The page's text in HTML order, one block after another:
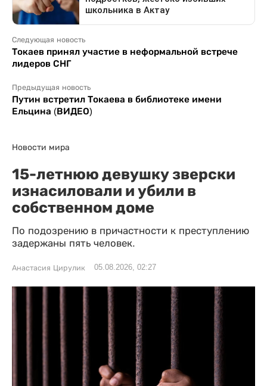
Следующая новость
Токаев принял участие в неформальной встрече
лидеров СНГ
Предыдущая новость
Путин встретил Токаева в библиотеке имени
Ельцина (ВИДЕО)
Новости мира
15-летнюю девушку зверски
изнасиловали и убили в
собственном доме
По подозрению в причастности к преступлению
задержаны пять человек.
Анастасия Цирулик 05.08.2026, 02:27